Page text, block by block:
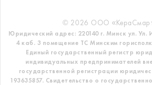
© 2026 ООО
Юридический адрес: 220140 г. Минск ул.
4 каб. 3 помещение ТС Минским
Единый государственный регистр
индивидуальных предпринимателей
государственной регистрации
193635857. Свидетельство о